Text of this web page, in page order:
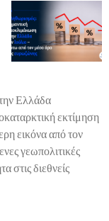
Ελλάδα
εκτίμηση
εικόνα από τον
γεωπολιτικές
στις διεθνείς